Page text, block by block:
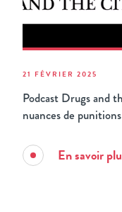
21 FÉVRIER 2025
Podcast Drugs and
nuances de
En savoir